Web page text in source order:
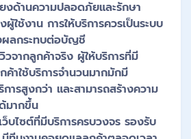
งด้านความปลอดภัยและรักษา
ใช้งาน การให้บริการควรเป็นระบบ
ผลกระทบต่อบัญชี
จากลูกค้าจริง ผู้ให้บริการที่มี
าใช้บริการจำนวนมากมักมี
การสูงกว่า และสามารถสร้างความ
มากขึ้น
บไซต์ที่มีบริการครบวงจร รองรับ